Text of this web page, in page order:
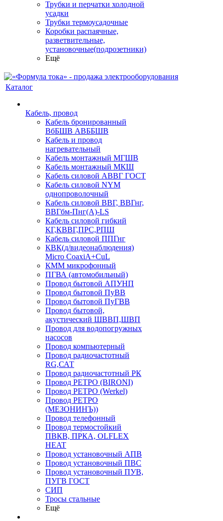
Трубки и перчатки холодной
усадки
Трубки термоусадочные
Коробки распаячные,
разветвительные,
установочные(подрозетники)
Ещё
Каталог
Кабель, провод
Кабель бронированный
ВбБШВ АВББШВ
Кабель и провод
нагревательный
Кабель монтажный МГШВ
Кабель монтажный МКШ
Кабель силовой АВВГ ГОСТ
Кабель силовой NYM
однопроволочный
Кабель силовой ВВГ, ВВГнг,
ВВГбм-Пнг(А)-LS
Кабель силовой гибкий
КГ,КВВГ,ПРС,РПШ
Кабель силовой ППГнг
КВК(д/видеонаблюдения)
Micro CoaxiA+CuL
КММ микрофонный
ПГВА (автомобильный)
Провод бытовой АПУНП
Провод бытовой ПуВВ
Провод бытовой ПуГВВ
Провод бытовой,
акустический ШВВП,ШВП
Провод для водопогружных
насосов
Провод компьютерный
Провод радиочастотный
RG,САТ
Провод радиочастотный РК
Провод РЕТРО (BIRONI)
Провод РЕТРО (Werkel)
Провод РЕТРО
(МЕЗОНИНЪ))
Провод телефонный
Провод термостойкий
ПВКВ, ПРКА, OLFLEX
HEAT
Провод установочный АПВ
Провод установочный ПВС
Провод установочный ПУВ,
ПУГВ ГОСТ
СИП
Тросы стальные
Ещё